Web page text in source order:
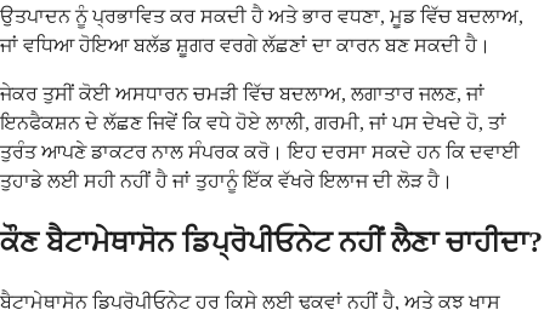
ਉਤਪਾਦਨ ਨੂੰ ਪ੍ਰਭਾਵਿਤ ਕਰ ਸਕਦੀ ਹੈ ਅਤੇ ਭਾਰ ਵਧਣਾ, ਮੂਡ ਵਿੱਚ ਬਦਲਾਅ,
ਜਾਂ ਵਧਿਆ ਹੋਇਆ ਬਲੱਡ ਸ਼ੂਗਰ ਵਰਗੇ ਲੱਛਣਾਂ ਦਾ ਕਾਰਨ ਬਣ ਸਕਦੀ ਹੈ।
ਜੇਕਰ ਤੁਸੀਂ ਕੋਈ ਅਸਧਾਰਨ ਚਮੜੀ ਵਿੱਚ ਬਦਲਾਅ, ਲਗਾਤਾਰ ਜਲਣ, ਜਾਂ
ਇਨਫੈਕਸ਼ਨ ਦੇ ਲੱਛਣ ਜਿਵੇਂ ਕਿ ਵਧੇ ਹੋਏ ਲਾਲੀ, ਗਰਮੀ, ਜਾਂ ਪਸ ਦੇਖਦੇ ਹੋ, ਤਾਂ
ਤੁਰੰਤ ਆਪਣੇ ਡਾਕਟਰ ਨਾਲ ਸੰਪਰਕ ਕਰੋ। ਇਹ ਦਰਸਾ ਸਕਦੇ ਹਨ ਕਿ ਦਵਾਈ
ਤੁਹਾਡੇ ਲਈ ਸਹੀ ਨਹੀਂ ਹੈ ਜਾਂ ਤੁਹਾਨੂੰ ਇੱਕ ਵੱਖਰੇ ਇਲਾਜ ਦੀ ਲੋੜ ਹੈ।
ਕੌਣ ਬੈਟਾਮੇਥਾਸੋਨ ਡਿਪ੍ਰੋਪੀਓਨੇਟ ਨਹੀਂ ਲੈਣਾ ਚਾਹੀਦਾ?
ਬੈਟਾਮੇਥਾਸੋਨ ਡਿਪ੍ਰੋਪੀਓਨੇਟ ਹਰ ਕਿਸੇ ਲਈ ਢੁਕਵਾਂ ਨਹੀਂ ਹੈ, ਅਤੇ ਕੁਝ ਖਾਸ